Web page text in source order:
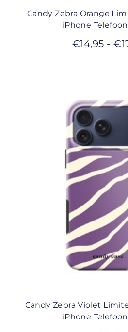
Candy Zebra Orange
iPhone
€14,95 - €
Candy Zebra Violet
iPhone